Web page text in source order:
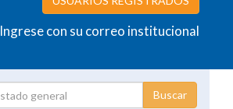
Ingrese con su correo institucional